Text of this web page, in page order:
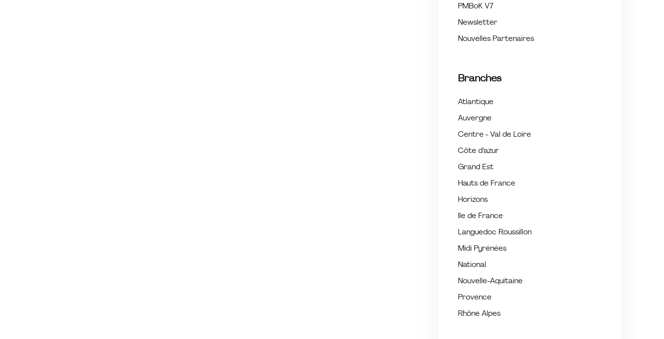
PMBoK V7
Newsletter
Nouvelles Partenaires
Branches
Atlantique
Auvergne
Centre - Val de Loire
Côte d’azur
Grand Est
Hauts de France
Horizons
Ile de France
Languedoc Roussillon
Midi Pyrénées
National
Nouvelle-Aquitaine
Provence
Rhône Alpes